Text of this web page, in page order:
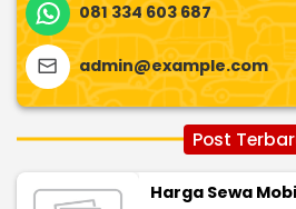
081 334 603 687
admin@example.com
Post
Harga Sewa